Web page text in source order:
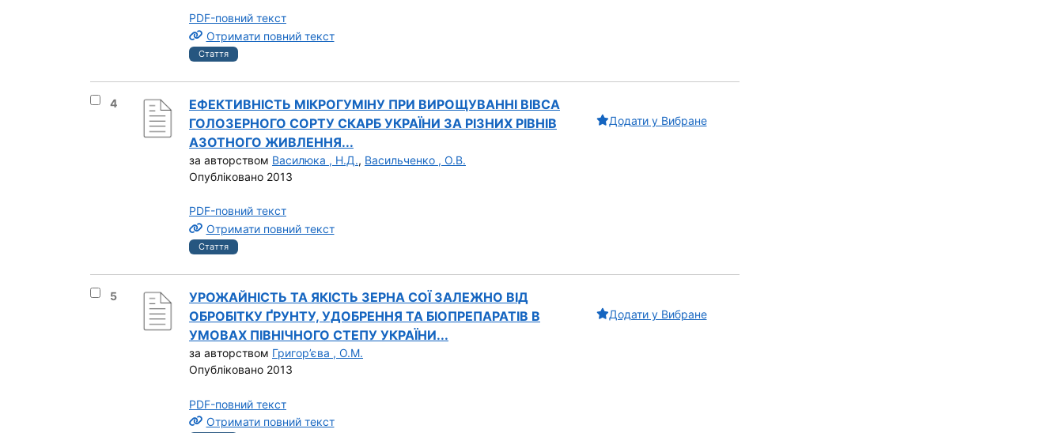
PDF-повний текст
Отримати повний текст
Стаття
Вибрати результат під номером 4
4
ЕФЕКТИВНІСТЬ МІКРОГУМІНУ ПРИ ВИРОЩУВАННІ ВІВСА
ГОЛОЗЕРНОГО СОРТУ СКАРБ УКРАЇНИ ЗА РІЗНИХ РІВНІВ
АЗОТНОГО ЖИВЛЕННЯ...
за авторством Василюка , Н.Д., Васильченко , О.В.
Опубліковано 2013
PDF-повний текст
Отримати повний текст
Стаття
Додати у Вибране
Вибрати результат під номером 5
5
УРОЖАЙНІСТЬ ТА ЯКІСТЬ ЗЕРНА СОЇ ЗАЛЕЖНО ВІД
ОБРОБІТКУ ҐРУНТУ, УДОБРЕННЯ ТА БІОПРЕПАРАТІВ В
УМОВАХ ПІВНІЧНОГО СТЕПУ УКРАЇНИ...
за авторством Григор’єва , О.М.
Опубліковано 2013
PDF-повний текст
Отримати повний текст
Додати у Вибране